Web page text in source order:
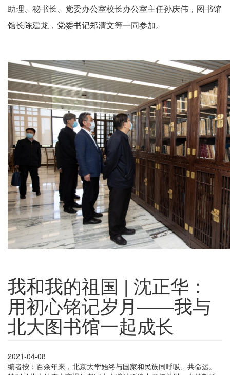
助理、秘书长、党委办公室校长办公室主任孙庆伟，图书馆
馆长陈建龙，党委书记郑清文等一同参加。
我和我的祖国 | 沈正华：
用初心铭记岁月——我与
北大图书馆一起成长
2021-04-08
编者按：百余年来，北京大学始终与国家和民族同呼吸、共命运。